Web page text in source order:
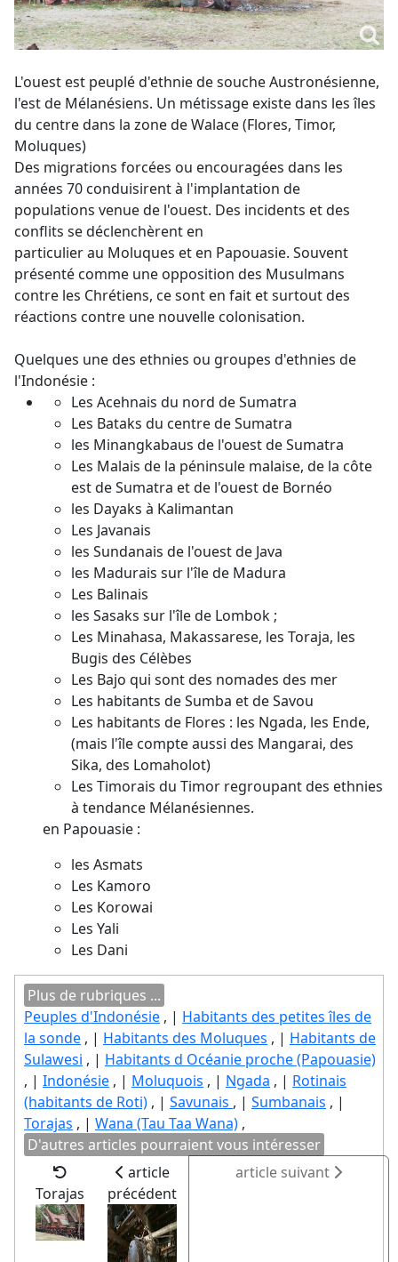
L'ouest est peuplé d'ethnie de souche Austronésienne,
l'est de Mélanésiens. Un métissage existe dans les îles
du centre dans la zone de Walace (Flores, Timor,
Moluques)
Des migrations forcées ou encouragées dans les
années 70 conduisirent à l'implantation de
populations venue de l'ouest. Des incidents et des
conflits se déclenchèrent en
particulier au Moluques et en Papouasie. Souvent
présenté comme une opposition des Musulmans
contre les Chrétiens, ce sont en fait et surtout des
réactions contre une nouvelle colonisation.
Quelques une des ethnies ou groupes d'ethnies de
l'Indonésie :
Les Acehnais du nord de Sumatra
Les Bataks du centre de Sumatra
les Minangkabaus de l'ouest de Sumatra
Les Malais de la péninsule malaise, de la côte
est de Sumatra et de l'ouest de Bornéo
les Dayaks à Kalimantan
Les Javanais
les Sundanais de l'ouest de Java
les Madurais sur l'île de Madura
Les Balinais
les Sasaks sur l'île de Lombok ;
Les Minahasa, Makassarese, les Toraja, les
Bugis des Célèbes
Les Bajo qui sont des nomades des mer
Les habitants de Sumba et de Savou
Les habitants de Flores : les Ngada, les Ende,
(mais l'île compte aussi des Mangarai, des
Sika, des Lomaholot)
Les Timorais du Timor regroupant des ethnies
à tendance Mélanésiennes.
en Papouasie :
les Asmats
Les Kamoro
Les Korowai
Les Yali
Les Dani
Plus de rubriques ...
Peuples d'Indonésie , | Habitants des petites îles de
la sonde , | Habitants des Moluques , | Habitants de
Sulawesi , | Habitants d Océanie proche (Papouasie)
, | Indonésie , | Moluquois , | Ngada , | Rotinais
(habitants de Roti) , | Savunais , | Sumbanais , |
Torajas , | Wana (Tau Taa Wana) ,
D'autres articles pourraient vous intéresser
Torajas
article
précédent
article suivant